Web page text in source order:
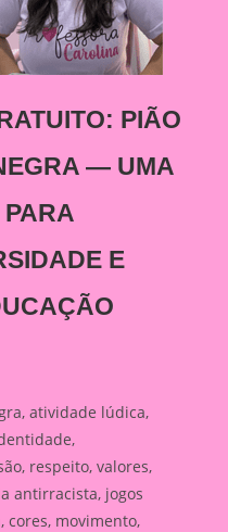
PIÃO
— UMA
E
atividade lúdica,
respeito, valores,
antirracista, jogos
cores, movimento,